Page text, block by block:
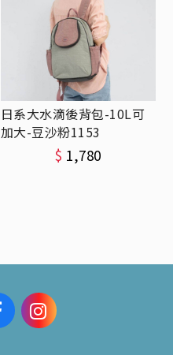
日系大水滴後背包-10L可
加大-豆沙粉1153
$ 1,780